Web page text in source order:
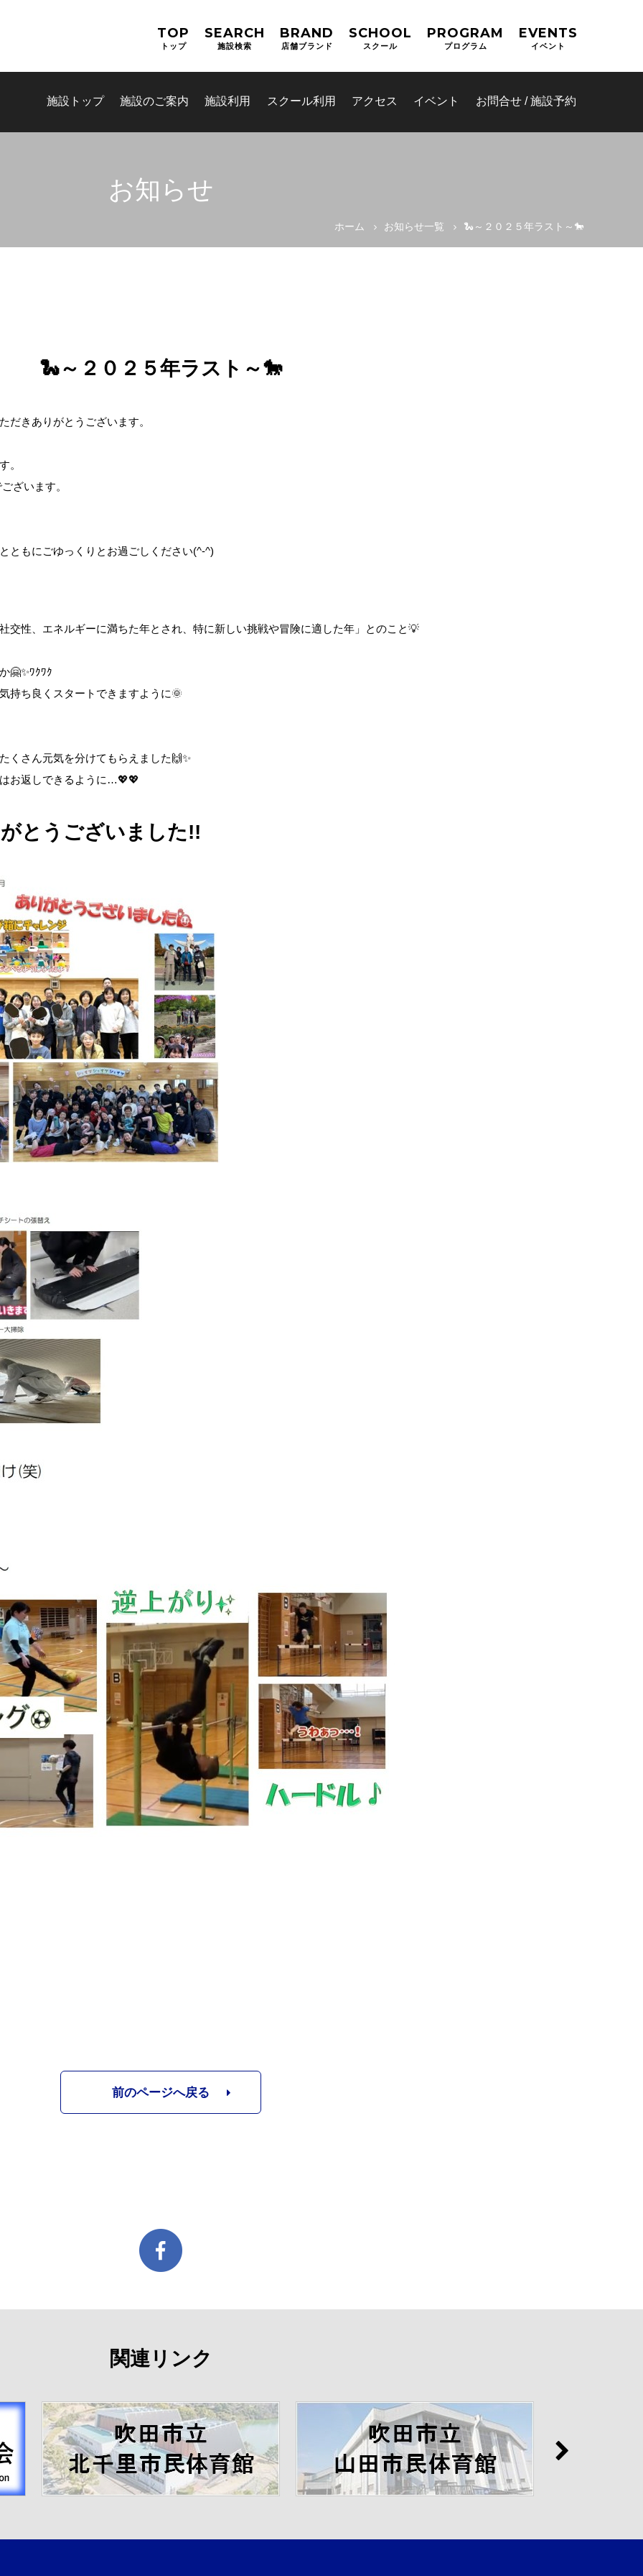
TOP
トップ
SEARCH
施設検索
BRAND
店舗ブランド
SCHOOL
スクール
PROGRAM
プログラム
EVENTS
イベント
施設トップ 施設のご案内 施設利用 スクール利用 アクセス イベント お問合せ / 施設予約
吹田市スポーツ施設予約システム(OPAS)
お知らせ
ホーム お知らせ一覧 🐍～２０２５年ラスト～🐎
🐍～２０２５年ラスト～🐎
だきありがとうございます。
。
ざいます。
ともにごゆっくりとお過ごしください(^-^)
交性、エネルギーに満ちた年とされ、特に新しい挑戦や冒険に適した年」とのこと💡
🤗✨ﾜｸﾜｸ
持ち良くスタートできますように🌞
くさん元気を分けてもらえました🙌✨
お返しできるように…💖💖
とうございました!!
前のページへ戻る
関連リンク